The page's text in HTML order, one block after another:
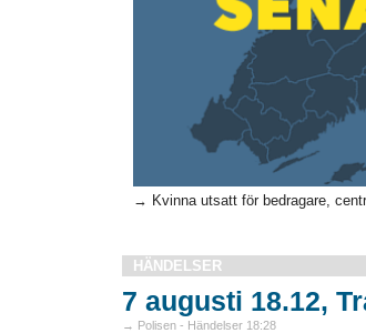
→ Kvinna utsatt för bedragare,
HÄNDELSER
7 augusti 18.12,
→ Polisen - Händelser 18:28